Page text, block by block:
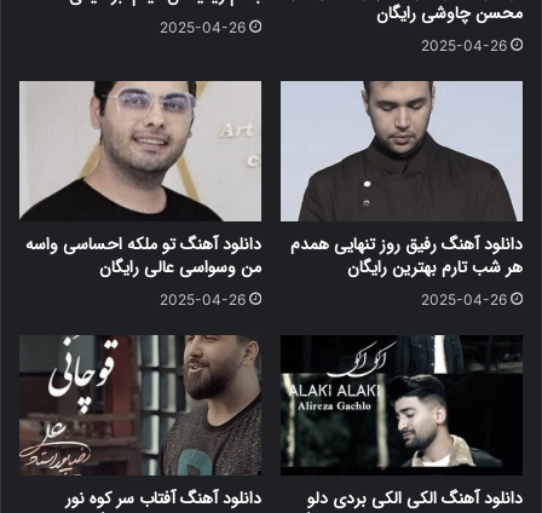
محسن چاوشی رایگان
2025-04-26
2025-04-26
دانلود آهنگ رفیق روز تنهایی همدم
هر شب تارم بهترین رایگان
2025-04-26
دانلود آهنگ تو ملکه احساسی واسه
من وسواسی عالی رایگان
2025-04-26
دانلود آهنگ الکی الکی بردی دلو
دانلود آهنگ آفتاب سر کوه نور